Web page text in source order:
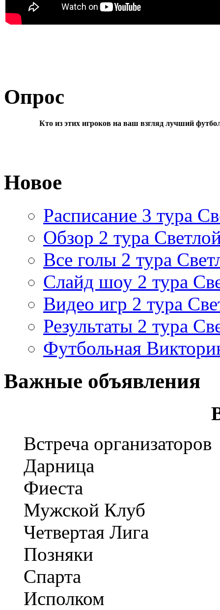
Опрос
Кто из этих игроков на ваш взгляд лучший
Новое
Расписание 3 тура
Обзор 2 тура
Все голы 2 тура
Слайд шоу 2 тура
Видео игр 2 тура
Результаты 2 тура
Футбольная
Важные объявления
Встреча организаторов
Дарница
Фиеста
Мужской Клуб
Четвертая Лига
Позняки
Спарта
Исполком